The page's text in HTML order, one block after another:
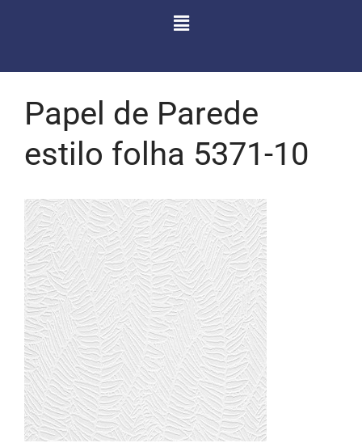
Papel de Parede
estilo folha 5371-10